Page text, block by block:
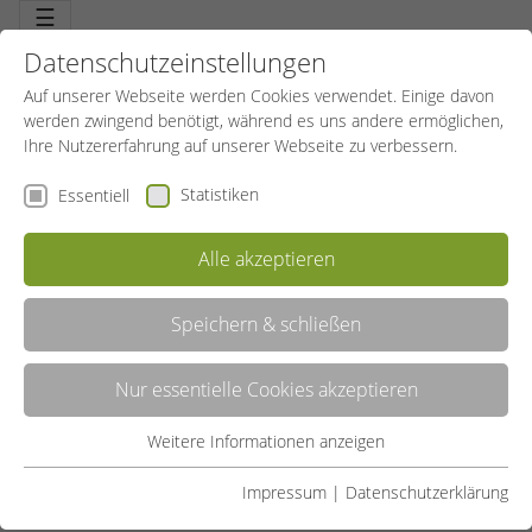
☰
LISTE
Datenschutzeinstellungen
Auf unserer Webseite werden Cookies verwendet. Einige davon
werden zwingend benötigt, während es uns andere ermöglichen,
Ihre Nutzererfahrung auf unserer Webseite zu verbessern.
Essentiell Statistiken
Alle akzeptieren
Speichern & schließen
Nur essentielle Cookies akzeptieren
Essentielle Cookies werden für grundlegende Funktionen der
Weitere Informationen anzeigen
Impressum | Datenschutzerklärung